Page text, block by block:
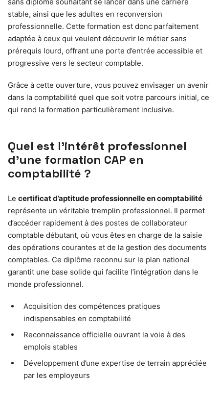
stable, ainsi que les adultes en reconversion
professionnelle. Cette formation est donc parfaitement
adaptée à ceux qui veulent découvrir le métier sans
prérequis lourd, offrant une porte d’entrée accessible et
progressive vers le secteur comptable.
Grâce à cette ouverture, vous pouvez envisager un avenir
dans la comptabilité quel que soit votre parcours initial, ce
qui rend la formation particulièrement inclusive.
Quel est l’intérêt professionnel
d’une formation CAP en
comptabilité ?
Le certificat d’aptitude professionnelle en comptabilité
représente un véritable tremplin professionnel. Il permet
d’accéder rapidement à des postes de collaborateur
comptable débutant, où vous êtes en charge de la saisie
des opérations courantes et de la gestion des documents
comptables. Ce diplôme reconnu sur le plan national
garantit une base solide qui facilite l’intégration dans le
monde professionnel.
Acquisition des compétences pratiques
indispensables en comptabilité
Reconnaissance officielle ouvrant la voie à des
emplois stables
Développement d’une expertise de terrain appréciée
par les employeurs